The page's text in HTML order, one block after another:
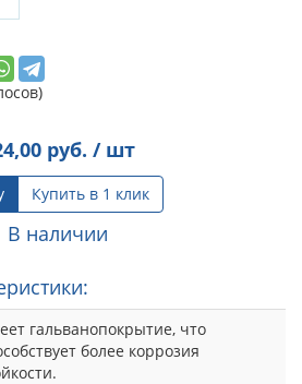
руб. / шт
Купить в 1 клик
В наличии
гальванопокрытие, что
более коррозия